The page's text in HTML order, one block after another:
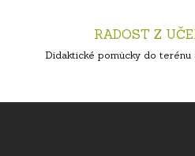
RADOST Z
Didaktické pomůcky do terénu